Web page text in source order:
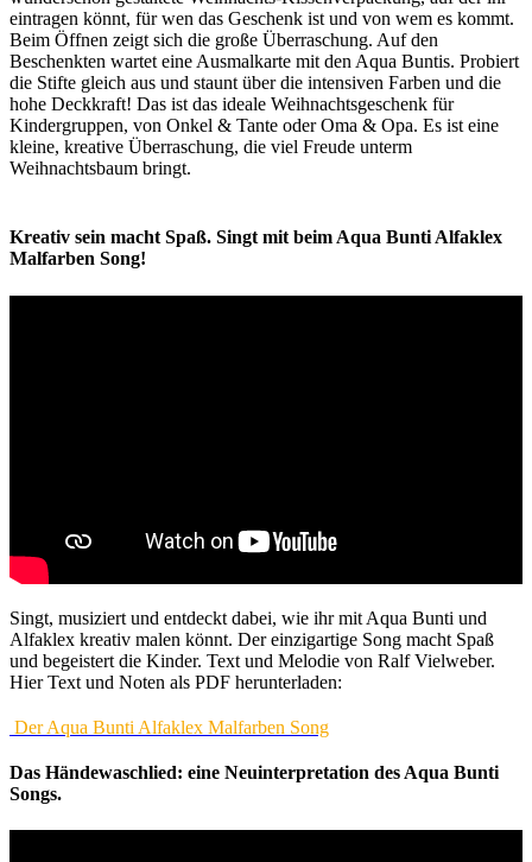
eintragen könnt, für wen das Geschenk ist und von wem es kommt.
Beim Öffnen zeigt sich die große Überraschung. Auf den
Beschenkten wartet eine Ausmalkarte mit den Aqua Buntis. Probiert
die Stifte gleich aus und staunt über die intensiven Farben und die
hohe Deckkraft! Das ist das ideale Weihnachtsgeschenk für
Kindergruppen, von Onkel & Tante oder Oma & Opa. Es ist eine
kleine, kreative Überraschung, die viel Freude unterm
Weihnachtsbaum bringt.
Kreativ sein macht Spaß. Singt mit beim Aqua Bunti Alfaklex
Malfarben Song!
Singt, musiziert und entdeckt dabei, wie ihr mit Aqua Bunti und
Alfaklex kreativ malen könnt. Der einzigartige Song macht Spaß
und begeistert die Kinder. Text und Melodie von Ralf Vielweber.
Hier Text und Noten als PDF herunterladen:
Der Aqua Bunti Alfaklex Malfarben Song
Das Händewaschlied: eine Neuinterpretation des Aqua Bunti
Songs.